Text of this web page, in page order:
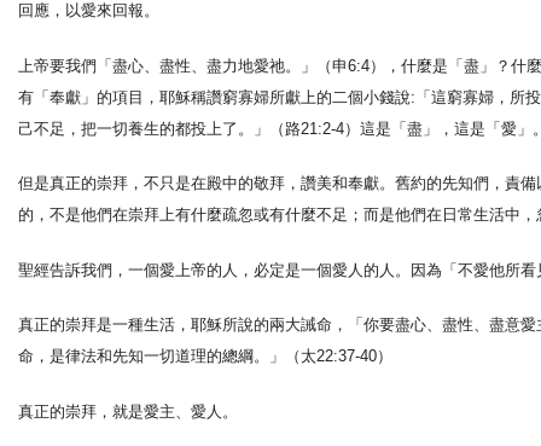
回應，以愛來回報。
上帝要我們「盡心、盡性、盡力地愛祂。」（申6:4），什麼是「盡」？
有「奉獻」的項目，耶穌稱讚窮寡婦所獻上的二個小錢說:「這窮寡婦，所
己不足，把一切養生的都投上了。」（路21:2-4）這是「盡」，這是「愛」
但是真正的崇拜，不只是在殿中的敬拜，讚美和奉獻。舊約的先知們，責
的，不是他們在崇拜上有什麼疏忽或有什麼不足；而是他們在日常生活中
聖經告訴我們，一個愛上帝的人，必定是一個愛人的人。因為「不愛他所
真正的崇拜是一種生活，耶穌所說的兩大誡命，「你要盡心、盡性、盡意
命，是律法和先知一切道理的總綱。」（太22:37-40）
真正的崇拜，就是愛主、愛人。